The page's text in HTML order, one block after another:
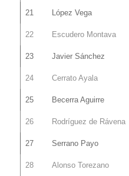
21 López Vega
22 Escudero Montava
23 Javier Sánchez
24 Cerrato Ayala
25 Becerra Aguirre
26 Rodríguez de Rávena
27 Serrano Payo
28 Alonso Torezano